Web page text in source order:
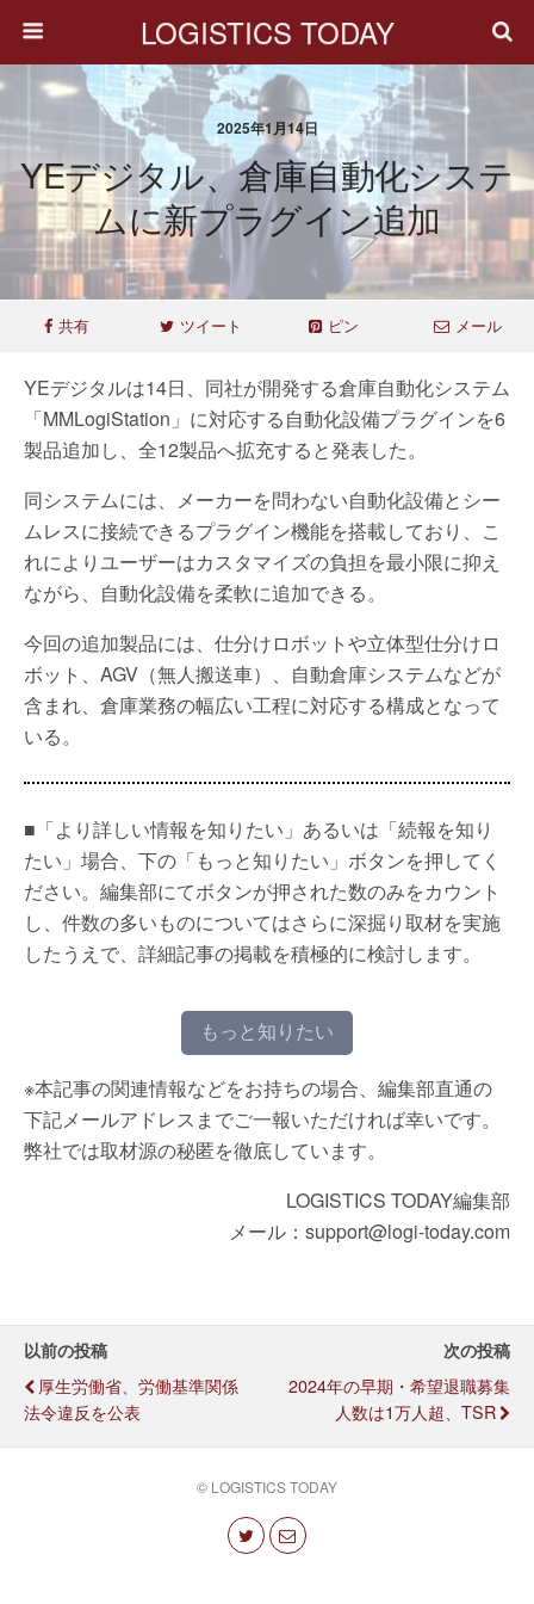
LOGISTICS TODAY
2025年1月14日
YEデジタル、倉庫自動化システ
ムに新プラグイン追加
共有 ツイート ピン メール
YEデジタルは14日、同社が開発する倉庫自動化システム
「MMLogiStation」に対応する自動化設備プラグインを6
製品追加し、全12製品へ拡充すると発表した。
同システムには、メーカーを問わない自動化設備とシー
ムレスに接続できるプラグイン機能を搭載しており、こ
れによりユーザーはカスタマイズの負担を最小限に抑え
ながら、自動化設備を柔軟に追加できる。
今回の追加製品には、仕分けロボットや立体型仕分けロ
ボット、AGV（無人搬送車）、自動倉庫システムなどが
含まれ、倉庫業務の幅広い工程に対応する構成となって
いる。
■「より詳しい情報を知りたい」あるいは「続報を知り
たい」場合、下の「もっと知りたい」ボタンを押してく
ださい。編集部にてボタンが押された数のみをカウント
し、件数の多いものについてはさらに深掘り取材を実施
したうえで、詳細記事の掲載を積極的に検討します。
もっと知りたい
※本記事の関連情報などをお持ちの場合、編集部直通の
下記メールアドレスまでご一報いただければ幸いです。
弊社では取材源の秘匿を徹底しています。
LOGISTICS TODAY編集部
メール：support@logi-today.com
以前の投稿
厚生労働省、労働基準関係
法令違反を公表
次の投稿
2024年の早期・希望退職募集
人数は1万人超、TSR
© LOGISTICS TODAY